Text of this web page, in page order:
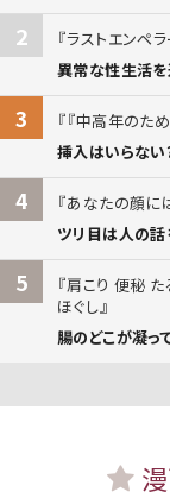
2
ラストエンペ
異常な性生活を
3
『中高年のた
挿入はいらな
4
あなたの顔に
ツリ目は人の
5
肩こり 便秘 た
ほぐし
腸のどこが凝っ